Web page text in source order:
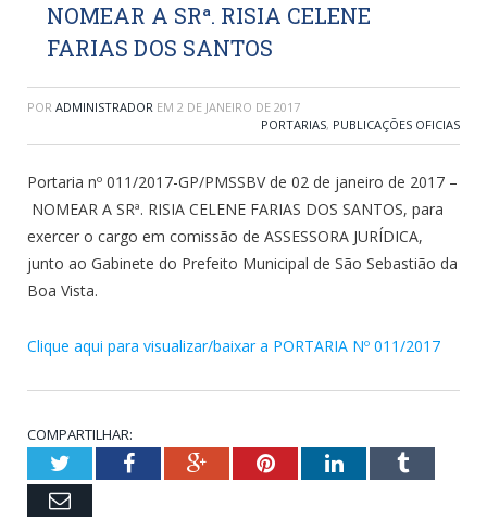
NOMEAR A SRª. RISIA CELENE
FARIAS DOS SANTOS
POR ADMINISTRADOR EM 2 DE JANEIRO DE 2017
PORTARIAS, PUBLICAÇÕES OFICIAS
Portaria nº 011/2017-GP/PMSSBV de 02 de janeiro de 2017 –
NOMEAR A SRª. RISIA CELENE FARIAS DOS SANTOS, para
exercer o cargo em comissão de ASSESSORA JURÍDICA,
junto ao Gabinete do Prefeito Municipal de São Sebastião da
Boa Vista.
Clique aqui para visualizar/baixar a PORTARIA Nº 011/2017
COMPARTILHAR:
TwitterFacebookGoogle+PinterestLinkedInTumblr
Email